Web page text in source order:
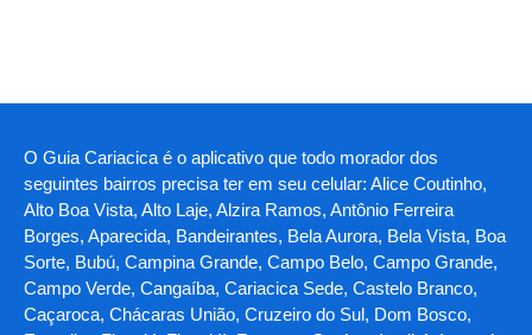
O Guia Cariacica é o aplicativo que todo morador dos
seguintes bairros precisa ter em seu celular: Alice Coutinho,
Alto Boa Vista, Alto Laje, Alzira Ramos, Antônio Ferreira
Borges, Aparecida, Bandeirantes, Bela Aurora, Bela Vista, Boa
Sorte, Bubú, Campina Grande, Campo Belo, Campo Grande,
Campo Verde, Cangaíba, Cariacica Sede, Castelo Branco,
Caçaroca, Chácaras União, Cruzeiro do Sul, Dom Bosco,